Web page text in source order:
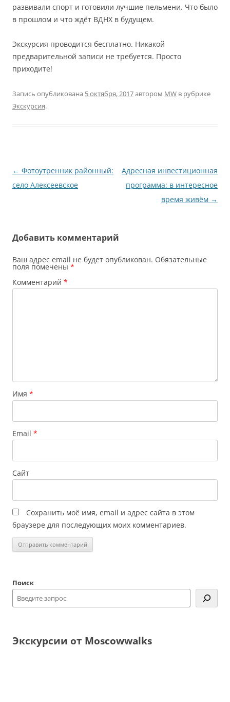
развивали спорт и готовили лучшие пельмени. Что было
в прошлом и что ждёт ВДНХ в будущем.
Экскурсия проводится бесплатно. Никакой
предварительной записи не требуется. Просто
приходите!
Запись опубликована 5 октября, 2017автором MW в рубрике
Экскурсия.
Навигация
по
← Фотоутренник районный:
село Алексеевское
Адресная инвестиционная
программа: в интересное
время живём →
Добавить комментарий
Ваш адрес email не будет опубликован. Обязательные
поля помечены *
Комментарий *
Имя *
Email *
Сайт
Сохранить моё имя, email и адрес сайта в этом
браузере для последующих моих комментариев.
Поиск
Экскурсии от Moscowwalks